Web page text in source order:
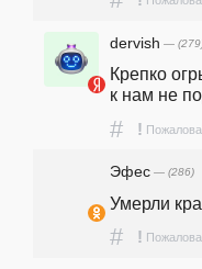
dervish —
Крепко
к нам не
# !
Эфес — (286)
Умерли
# !